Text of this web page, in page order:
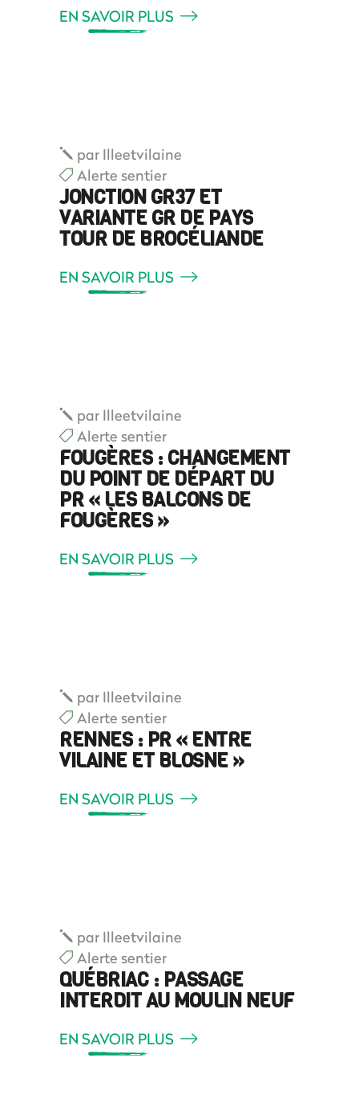
EN SAVOIR PLUS
par Illeetvilaine
Alerte sentier
JONCTION GR37 ET
VARIANTE GR DE PAYS
TOUR DE BROCÉLIANDE
EN SAVOIR PLUS
par Illeetvilaine
Alerte sentier
FOUGÈRES : CHANGEMENT
DU POINT DE DÉPART DU
PR « LES BALCONS DE
FOUGÈRES »
EN SAVOIR PLUS
par Illeetvilaine
Alerte sentier
RENNES : PR « ENTRE
VILAINE ET BLOSNE »
EN SAVOIR PLUS
par Illeetvilaine
Alerte sentier
QUÉBRIAC : PASSAGE
INTERDIT AU MOULIN NEUF
EN SAVOIR PLUS